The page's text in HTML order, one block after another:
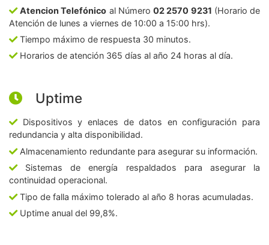
Atencion Telefónico al Número02 2570 9231 (Horario de
Atención de lunes a viernes de 10:00 a 15:00 hrs).
Tiempo máximo de respuesta 30 minutos.
Horarios de atención 365 días al año 24 horas al día.
Uptime
Dispositivos y enlaces de datos en configuración para
redundancia y alta disponibilidad.
Almacenamiento redundante para asegurar su información.
Sistemas de energía respaldados para asegurar la
continuidad operacional.
Tipo de falla máximo tolerado al año 8 horas acumuladas.
Uptime anual del 99,8%.